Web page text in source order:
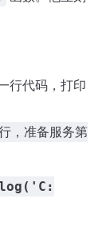
行代码，打印
准备服务第